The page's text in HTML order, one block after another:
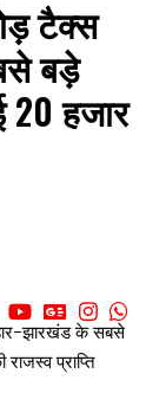
टैक्स
बड़े
20 हजार